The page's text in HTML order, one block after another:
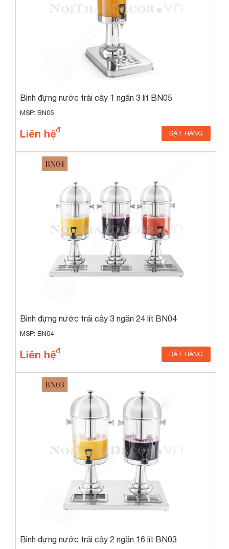
Bình đựng nước trái cây 1 ngăn 3 lít BN05
MSP: BN05
Liên hệ ĐẶT HÀNG
Bình đựng nước trái cây 3 ngăn 24 lít BN04
MSP: BN04
Liên hệ ĐẶT HÀNG
Bình đựng nước trái cây 2 ngăn 16 lít BN03